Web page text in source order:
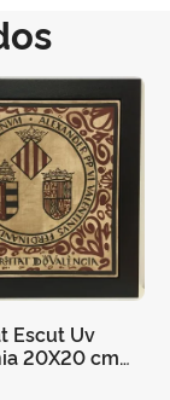
Escut Uv
20X20 cm